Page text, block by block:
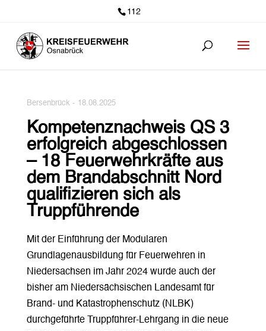
112
Bersenbrück - 18.08.2025
Kompetenznachweis QS 3
erfolgreich abgeschlossen
– 18 Feuerwehrkräfte aus
dem Brandabschnitt Nord
qualifizieren sich als
Truppführende
Mit der Einführung der Modularen
Grundlagenausbildung für Feuerwehren in
Niedersachsen im Jahr 2024 wurde auch der
bisher am Niedersächsischen Landesamt für
Brand- und Katastrophenschutz (NLBK)
durchgeführte Truppführer-Lehrgang in die neue